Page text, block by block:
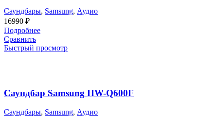
Саундбары, Samsung, Аудио
16990 ₽
Подробнее
Сравнить
Быстрый просмотр
Саундбар Samsung HW-Q600F
Саундбары, Samsung, Аудио